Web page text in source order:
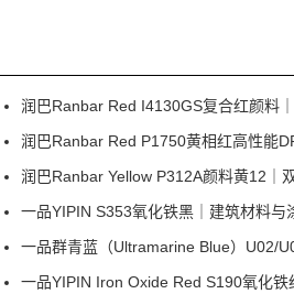
润巴Ranbar Red I4130GS复合红颜料
润巴Ranbar Red P1750黄相红高性能
润巴Ranbar Yellow P312A颜料黄12｜
一品YIPIN S353氧化铁黑｜建筑材料与
一品群青蓝（Ultramarine Blue）U02/
一品YIPIN Iron Oxide Red S190氧化